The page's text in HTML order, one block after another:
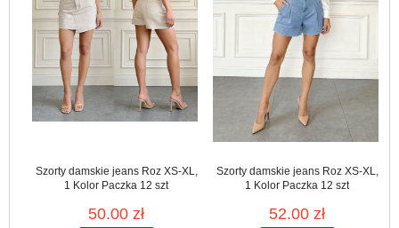
Szorty damskie jeans Roz XS-XL,
1 Kolor Paczka 12 szt
50.00 zł
Szorty damskie jeans Roz XS-XL,
1 Kolor Paczka 12 szt
52.00 zł